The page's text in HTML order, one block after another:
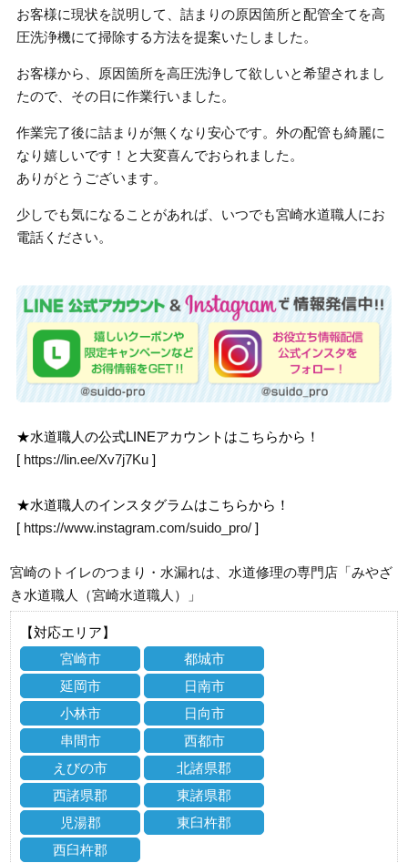
お客様に現状を説明して、詰まりの原因箇所と配管全てを高
圧洗浄機にて掃除する方法を提案いたしました。
お客様から、原因箇所を高圧洗浄して欲しいと希望されまし
たので、その日に作業行いました。
作業完了後に詰まりが無くなり安心です。外の配管も綺麗に
なり嬉しいです！と大変喜んでおられました。
ありがとうございます。
少しでも気になることがあれば、いつでも宮崎水道職人にお
電話ください。
★水道職人の公式LINEアカウントはこちらから！
[ https://lin.ee/Xv7j7Ku ]
★水道職人のインスタグラムはこちらから！
[ https://www.instagram.com/suido_pro/ ]
宮崎のトイレのつまり・水漏れは、水道修理の専門店「みやざ
き水道職人（宮崎水道職人）」
【対応エリア】
宮崎市
都城市
延岡市
日南市
小林市
日向市
串間市
西都市
えびの市
北諸県郡
西諸県郡
東諸県郡
児湯郡
東臼杵郡
西臼杵郡